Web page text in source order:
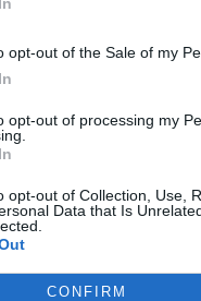
opt-out of the Sale of my
opt-out of processing my
opt-out of Collection, Use,
Data that Is
CONFIRM
παρουσίαση
δάση και
των πουλιών
να λάβει, από